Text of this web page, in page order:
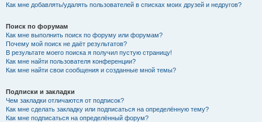
Как мне добавлять/удалять пользователей в списках моих друзей и недругов?
Поиск по форумам
Как мне выполнить поиск по форуму или форумам?
Почему мой поиск не даёт результатов?
В результате моего поиска я получил пустую страницу!
Как мне найти пользователя конференции?
Как мне найти свои сообщения и созданные мной темы?
Подписки и закладки
Чем закладки отличаются от подписок?
Как мне сделать закладку или подписаться на определённую тему?
Как мне подписаться на определённый форум?